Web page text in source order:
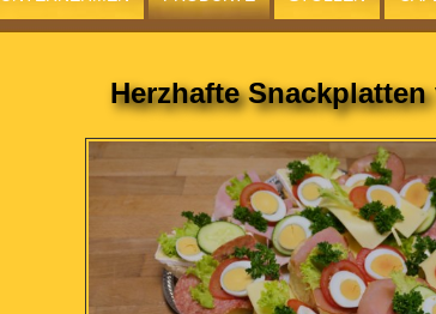
Herzhafte Snackplatten